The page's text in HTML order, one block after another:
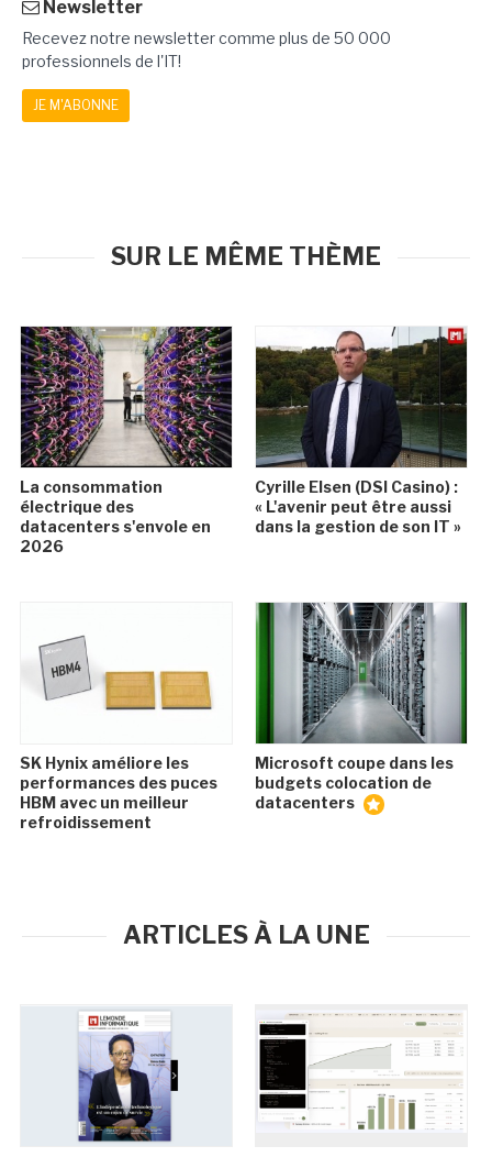
Newsletter
Recevez notre newsletter comme plus de 50 000
professionnels de l'IT!
JE M'ABONNE
SUR LE MÊME THÈME
La consommation
électrique des
datacenters s'envole en
2026
Cyrille Elsen (DSI Casino) :
« L'avenir peut être aussi
dans la gestion de son IT »
SK Hynix améliore les
performances des puces
HBM avec un meilleur
refroidissement
Microsoft coupe dans les
budgets colocation de
datacenters
ARTICLES À LA UNE